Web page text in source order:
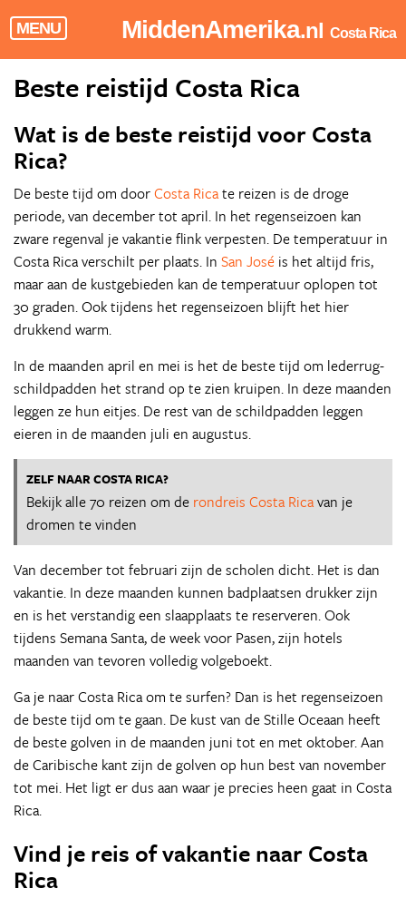
MENU MiddenAmerika.nl Costa Rica
Beste reistijd Costa Rica
Wat is de beste reistijd voor Costa
Rica?
De beste tijd om doorCosta Ricate reizen is de droge
periode, van december tot april. In het regenseizoen kan
zware regenval je vakantie flink verpesten. De temperatuur in
Costa Rica verschilt per plaats. In San José is het altijd fris,
maar aan de kustgebieden kan de temperatuur oplopen tot
30 graden. Ook tijdens het regenseizoen blijft het hier
drukkend warm.
In de maanden april en mei is het de beste tijd om lederrug-
schildpadden het strand op te zien kruipen. In deze maanden
leggen ze hun eitjes. De rest van de schildpadden leggen
eieren in de maanden juli en augustus.
ZELF NAAR COSTA RICA?
Bekijk alle 70 reizen om de rondreis Costa Ricavan je
dromen te vinden
Van december tot februari zijn de scholen dicht. Het is dan
vakantie. In deze maanden kunnen badplaatsen drukker zijn
en is het verstandig een slaapplaats te reserveren. Ook
tijdens Semana Santa, de week voor Pasen, zijn hotels
maanden van tevoren volledig volgeboekt.
Ga je naar Costa Rica om te surfen? Dan is het regenseizoen
de beste tijd om te gaan. De kust van de Stille Oceaan heeft
de beste golven in de maanden juni tot en met oktober. Aan
de Caribische kant zijn de golven op hun best van november
tot mei. Het ligt er dus aan waar je precies heen gaat in Costa
Rica.
Vind je reis of vakantie naar Costa
Rica